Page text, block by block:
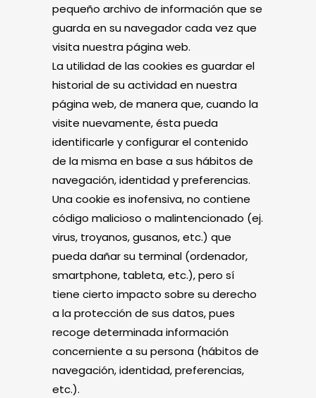
pequeño archivo de información que se
guarda en su navegador cada vez que
visita nuestra página web.
La utilidad de las cookies es guardar el
historial de su actividad en nuestra
página web, de manera que, cuando la
visite nuevamente, ésta pueda
identificarle y configurar el contenido
de la misma en base a sus hábitos de
navegación, identidad y preferencias.
Una cookie es inofensiva, no contiene
código malicioso o malintencionado (ej.
virus, troyanos, gusanos, etc.) que
pueda dañar su terminal (ordenador,
smartphone, tableta, etc.), pero sí
tiene cierto impacto sobre su derecho
a la protección de sus datos, pues
recoge determinada información
concerniente a su persona (hábitos de
navegación, identidad, preferencias,
etc.).